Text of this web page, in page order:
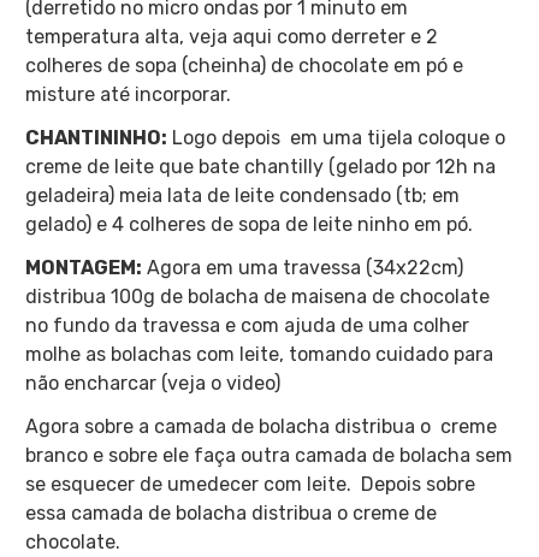
(derretido no micro ondas por 1 minuto em
temperatura alta, veja aqui como derreter e 2
colheres de sopa (cheinha) de chocolate em pó e
misture até incorporar.
CHANTININHO: Logo depois em uma tijela coloque o
creme de leite que bate chantilly (gelado por 12h na
geladeira) meia lata de leite condensado (tb; em
gelado) e 4 colheres de sopa de leite ninho em pó.
MONTAGEM: Agora em uma travessa (34x22cm)
distribua 100g de bolacha de maisena de chocolate
no fundo da travessa e com ajuda de uma colher
molhe as bolachas com leite, tomando cuidado para
não encharcar (veja o video)
Agora sobre a camada de bolacha distribua o creme
branco e sobre ele faça outra camada de bolacha sem
se esquecer de umedecer com leite. Depois sobre
essa camada de bolacha distribua o creme de
chocolate.